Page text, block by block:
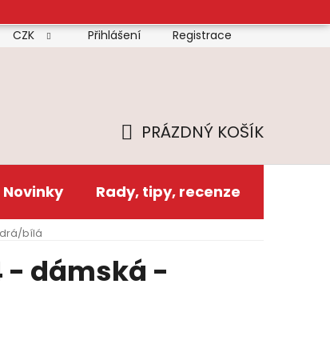
Doprava Platba Reklamační řád
CZK Přihlášení Registrace
KOŠÍK
PRÁZDNÝ KOŠÍK
Novinky Rady, tipy, recenze
bílá
- dámská -